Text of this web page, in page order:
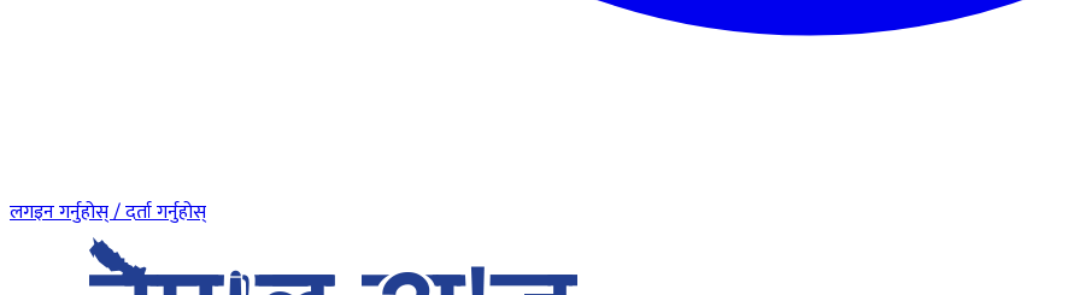
लगइन गर्नुहोस् / दर्ता गर्नुहोस्